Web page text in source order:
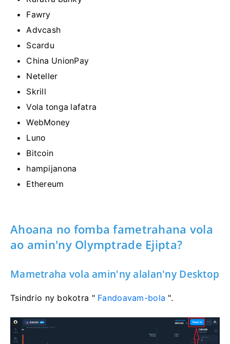
Fawry
Advcash
Scardu
China UnionPay
Neteller
Skrill
Vola tonga lafatra
WebMoney
Luno
Bitcoin
hampijanona
Ethereum
Ahoana no fomba fametrahana vola
ao amin'ny Olymptrade Ejipta?
Mametraha vola amin'ny alalan'ny Desktop
Tsindrio ny bokotra " Fandoavam-bola ".